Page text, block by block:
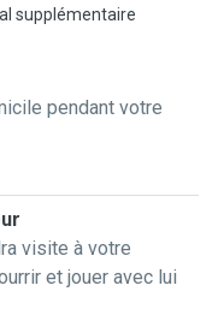
supplémentaire
pendant votre
visite à votre
et jouer avec lui